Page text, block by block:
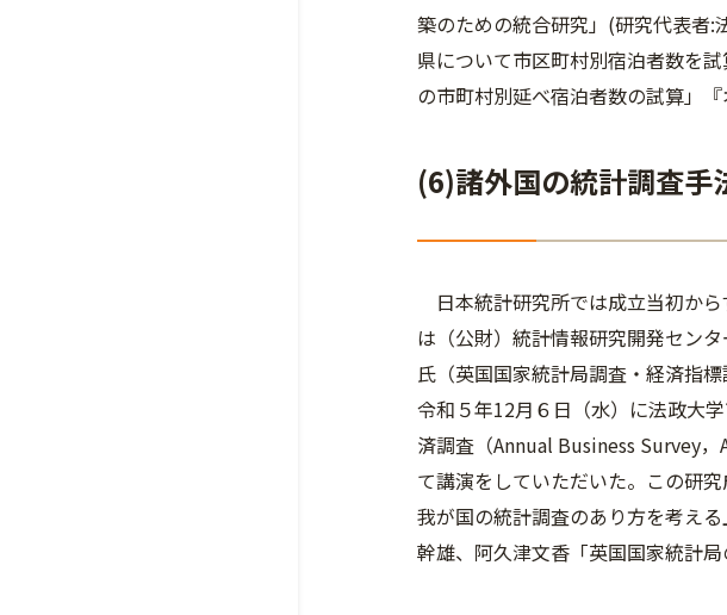
築のための統合研究」(研究代表者:
県について市区町村別宿泊者数を
の市町村別延べ宿泊者数の試算」
(6)諸外国の統計調査手
日本統計研究所では成立当初か
は（公財）統計情報研究開発セン
氏（英国国家統計局調査・経済指
令和５年12月６日（水）に法政大
済調査（Annual Business Survey
て講演をしていただいた。この研
我が国の統計調査のあり方を考え
幹雄、阿久津文香「英国国家統計